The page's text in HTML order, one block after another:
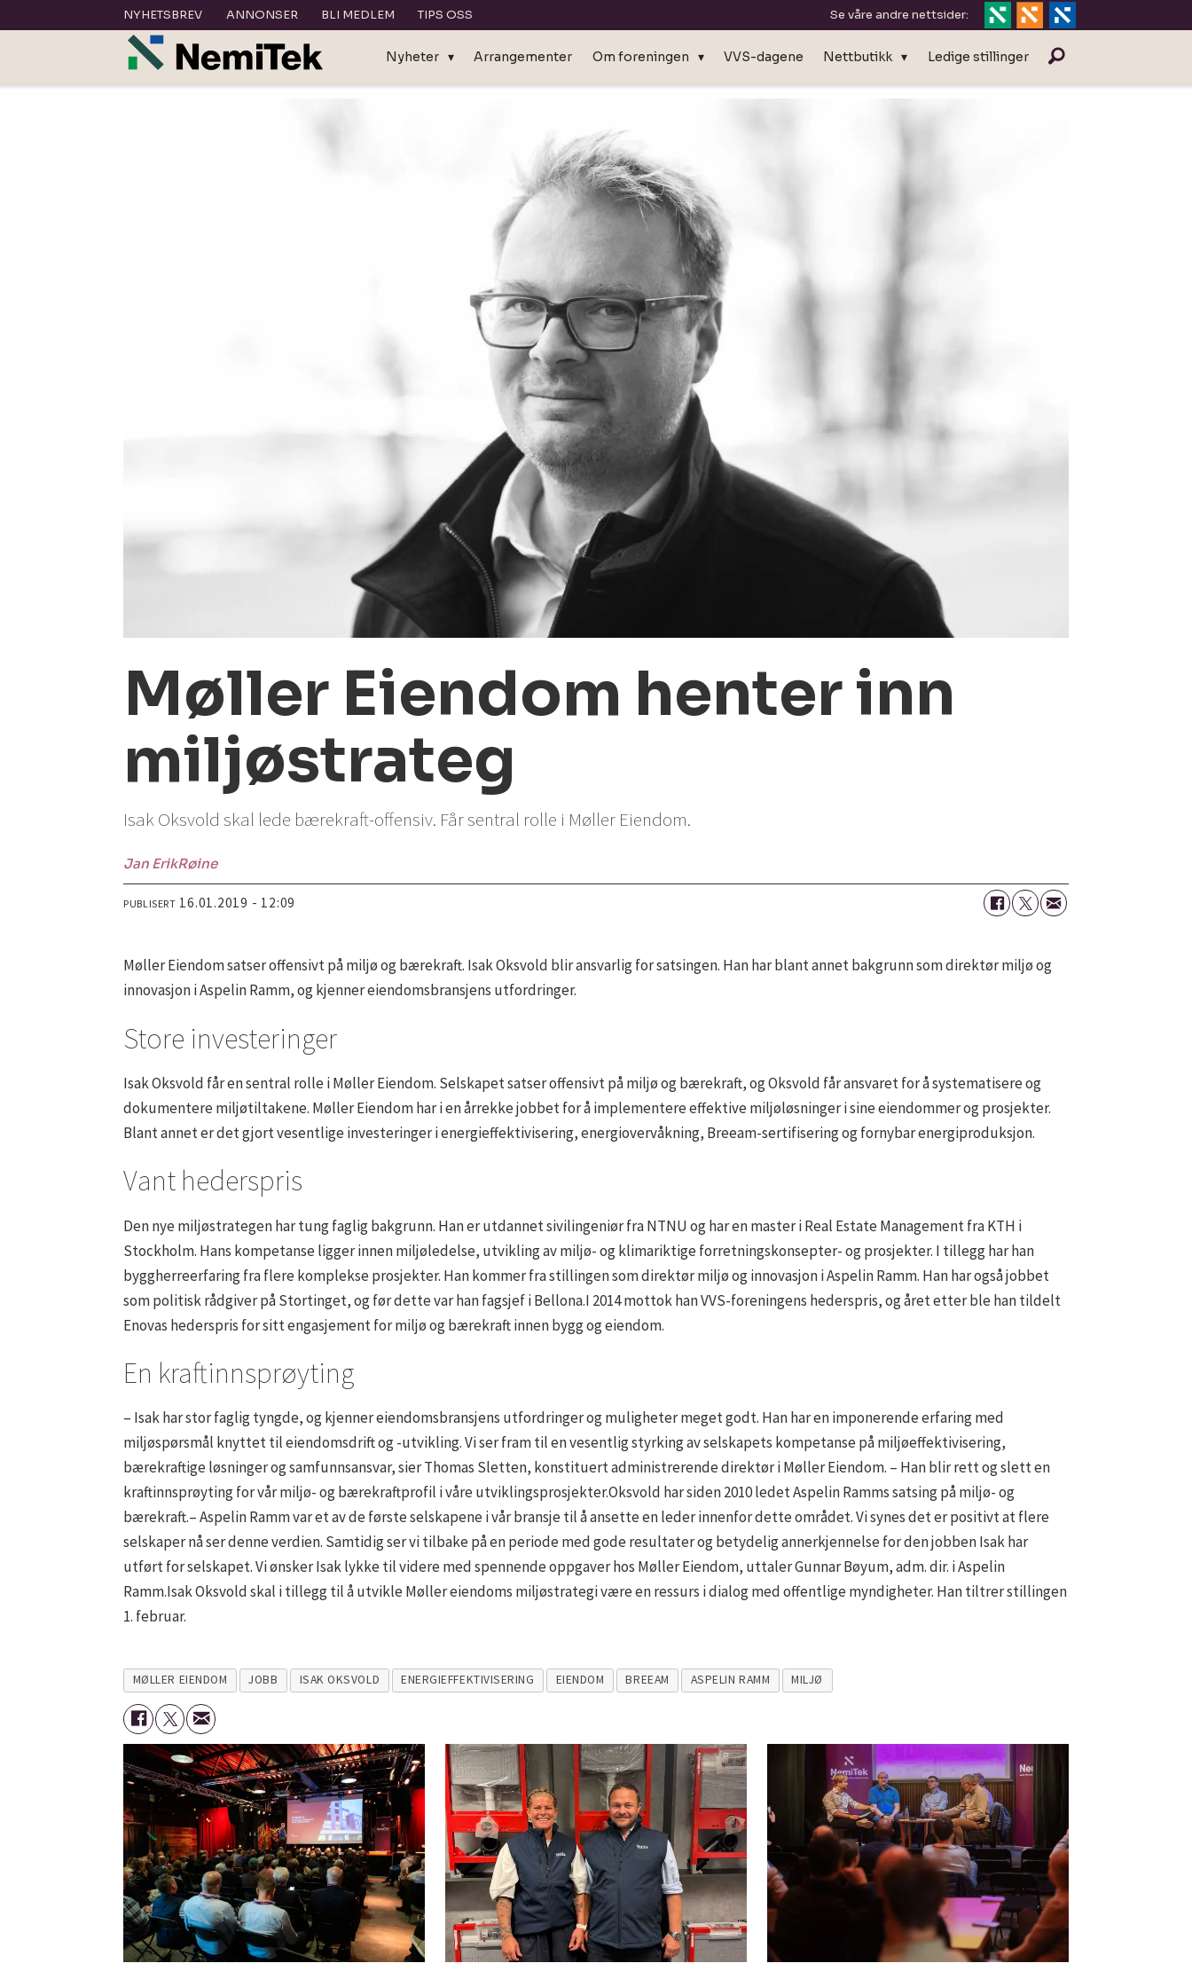
NYHETSBREV ANNONSER BLI MEDLEM TIPS OSS Se våre andre nettsider:
Nyheter Arrangementer Om foreningen VVS-dagene Nettbutikk Ledige stillinger
Møller Eiendom henter inn
miljøstrateg
Isak Oksvold skal lede bærekraft-offensiv. Får sentral rolle i Møller Eiendom.
Jan ErikRøine
PUBLISERT 16.01.2019 - 12:09
Møller Eiendom satser offensivt på miljø og bærekraft. Isak Oksvold blir ansvarlig for satsingen. Han har blant annet bakgrunn som direktør miljø og
innovasjon i Aspelin Ramm, og kjenner eiendomsbransjens utfordringer.
Store investeringer
Isak Oksvold får en sentral rolle i Møller Eiendom. Selskapet satser offensivt på miljø og bærekraft, og Oksvold får ansvaret for å systematisere og
dokumentere miljøtiltakene. Møller Eiendom har i en årrekke jobbet for å implementere effektive miljøløsninger i sine eiendommer og prosjekter.
Blant annet er det gjort vesentlige investeringer i energieffektivisering, energiovervåkning, Breeam-sertifisering og fornybar energiproduksjon.
Vant hederspris
Den nye miljøstrategen har tung faglig bakgrunn. Han er utdannet sivilingeniør fra NTNU og har en master i Real Estate Management fra KTH i
Stockholm. Hans kompetanse ligger innen miljøledelse, utvikling av miljø- og klimariktige forretningskonsepter- og prosjekter. I tillegg har han
byggherreerfaring fra flere komplekse prosjekter. Han kommer fra stillingen som direktør miljø og innovasjon i Aspelin Ramm. Han har også jobbet
som politisk rådgiver på Stortinget, og før dette var han fagsjef i Bellona.I 2014 mottok han VVS-foreningens hederspris, og året etter ble han tildelt
Enovas hederspris for sitt engasjement for miljø og bærekraft innen bygg og eiendom.
En kraftinnsprøyting
– Isak har stor faglig tyngde, og kjenner eiendomsbransjens utfordringer og muligheter meget godt. Han har en imponerende erfaring med
miljøspørsmål knyttet til eiendomsdrift og -utvikling. Vi ser fram til en vesentlig styrking av selskapets kompetanse på miljøeffektivisering,
bærekraftige løsninger og samfunnsansvar, sier Thomas Sletten, konstituert administrerende direktør i Møller Eiendom. – Han blir rett og slett en
kraftinnsprøyting for vår miljø- og bærekraftprofil i våre utviklingsprosjekter.Oksvold har siden 2010 ledet Aspelin Ramms satsing på miljø- og
bærekraft.– Aspelin Ramm var et av de første selskapene i vår bransje til å ansette en leder innenfor dette området. Vi synes det er positivt at flere
selskaper nå ser denne verdien. Samtidig ser vi tilbake på en periode med gode resultater og betydelig annerkjennelse for den jobben Isak har
utført for selskapet. Vi ønsker Isak lykke til videre med spennende oppgaver hos Møller Eiendom, uttaler Gunnar Bøyum, adm. dir. i Aspelin
Ramm.Isak Oksvold skal i tillegg til å utvikle Møller eiendoms miljøstrategi være en ressurs i dialog med offentlige myndigheter. Han tiltrer stillingen
1. februar.
MØLLER EIENDOM JOBB ISAK OKSVOLD ENERGIEFFEKTIVISERING EIENDOM BREEAM ASPELIN RAMM MILJØ